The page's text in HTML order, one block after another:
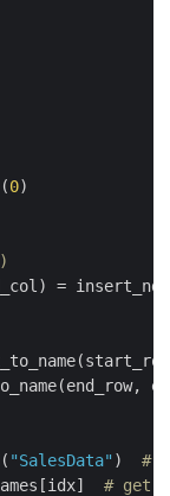
0)
=
"SalesData" ) #
# get